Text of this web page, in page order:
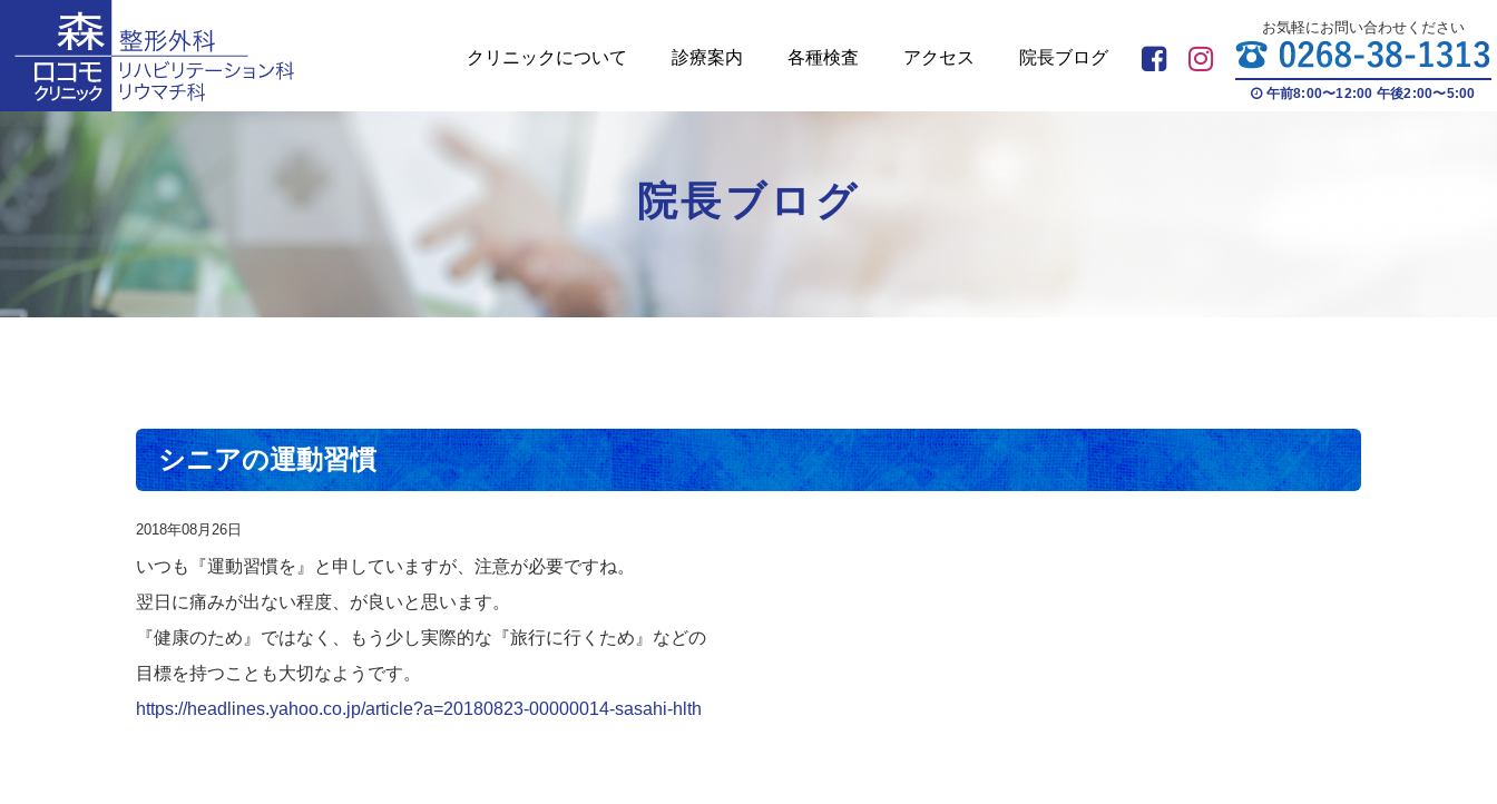
お気軽にお問い合わせください
午前8:00〜12:00 午後2:00〜5:00
院長ブログ
アクセス
各種検査
診療案内
クリニックについて
院長ブログ
シニアの運動習慣
2018年08月26日
いつも『運動習慣を』と申していますが、注意が必要ですね。
翌日に痛みが出ない程度、が良いと思います。
『健康のため』ではなく、もう少し実際的な『旅行に行くため』などの
目標を持つことも大切なようです。
https://headlines.yahoo.co.jp/article?a=20180823-00000014-sasahi-hlth